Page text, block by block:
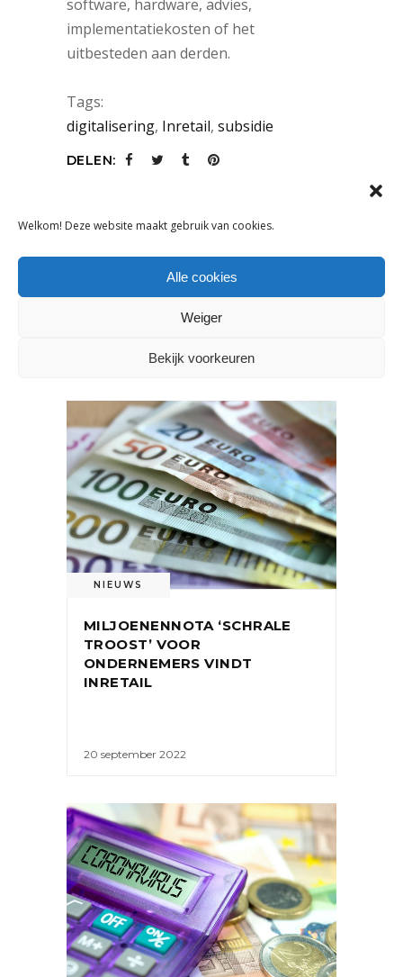
Welkom! Deze website maakt gebruik van cookies.
Alle cookies
Weiger
Bekijk voorkeuren
software, hardware, advies,
implementatiekosten of het
uitbesteden aan derden.
Tags:
digitalisering, Inretail, subsidie
DELEN:
OOK INTERESSANT
NIEUWS
MILJOENENNOTA ‘SCHRALE
TROOST’ VOOR
ONDERNEMERS VINDT
INRETAIL
20 september 2022